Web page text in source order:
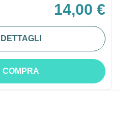
14,00 €
DETTAGLI
COMPRA